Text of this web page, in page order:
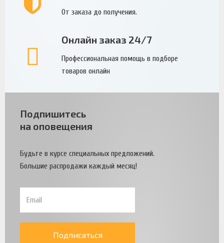
От заказа до получения.
Онлайн заказ 24/7
Профессиональная помощь в подборе
товаров онлайн
Подпишитесь
на оповещения
Будьте в курсе специальных предложений.
Большие распродажи каждый месяц!
Подписаться